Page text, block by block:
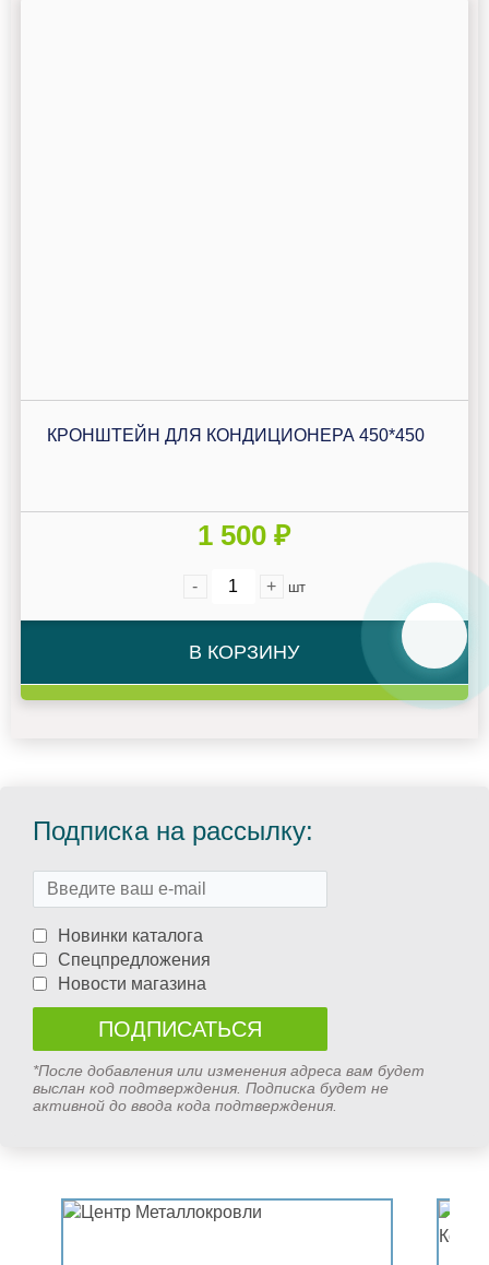
КРОНШТЕЙН ДЛЯ КОНДИЦИОНЕРА 450*450
1 500 ₽
- + шт
В КОРЗИНУ
Подписка на рассылку:
Новинки каталога
Спецпредложения
Новости магазина
*После добавления или изменения адреса вам будет
выслан код подтверждения. Подписка будет не
активной до ввода кода подтверждения.